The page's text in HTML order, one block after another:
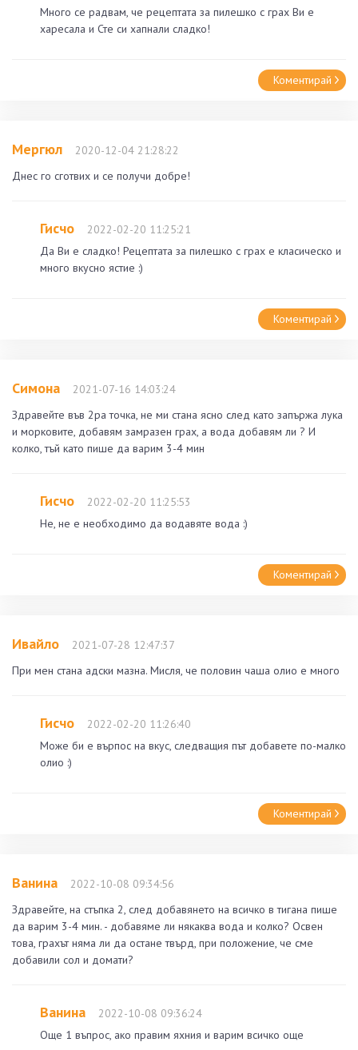
Много се радвам, че рецептата за пилешко с грах Ви е
харесала и Сте си хапнали сладко!
Коментирай
Мергюл
2020-12-04 21:28:22
Днес го сготвих и се получи добре!
Гисчо
2022-02-20 11:25:21
Да Ви е сладко! Рецептата за пилешко с грах е класическо и
много вкусно ястие :)
Коментирай
Симона
2021-07-16 14:03:24
Здравейте във 2ра точка, не ми стана ясно след като запържа лука
и морковите, добавям замразен грах, а вода добавям ли ? И
колко, тъй като пише да варим 3-4 мин
Гисчо
2022-02-20 11:25:53
Не, не е необходимо да водавяте вода :)
Коментирай
Ивайло
2021-07-28 12:47:37
При мен стана адски мазна. Мисля, че половин чаша олио е много
Гисчо
2022-02-20 11:26:40
Може би е върпос на вкус, следващия път добавете по-малко
олио :)
Коментирай
Ванина
2022-10-08 09:34:56
Здравейте, на стъпка 2, след добавянето на всичко в тигана пише
да варим 3-4 мин. - добавяме ли някаква вода и колко? Освен
това, грахът няма ли да остане твърд, при положение, че сме
добавили сол и домати?
Ванина
2022-10-08 09:36:24
Още 1 въпрос, ако правим яхния и варим всичко още